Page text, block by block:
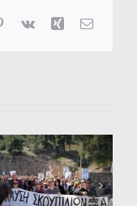
Pinterest
Vk Xing Email